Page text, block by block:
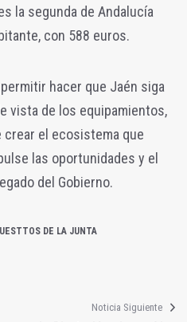
la segunda de Andalucía
con 588 euros.
hacer que Jaén siga
vista de los equipamientos,
el ecosistema que
las oportunidades y el
del Gobierno.
DE LA JUNTA
Noticia Siguiente